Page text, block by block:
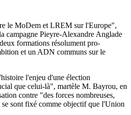
le MoDem et LREM sur l'Europe",
campagne Pieyre-Alexandre Anglade
formations résolument pro-
et un ADN communs sur le
l'enjeu d'une élection
que celui-là", martèle M. Bayrou, en
contre "des forces nombreuses,
se sont fixé comme objectif que l'Union